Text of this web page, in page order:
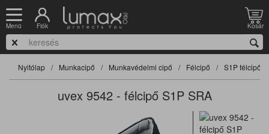
Menü Fiók Kosár
Nyitólap Munkacipő Munkavédelmi cipő Félcipő S1P félcipő
uvex 9542 - félcipő S1P SRA